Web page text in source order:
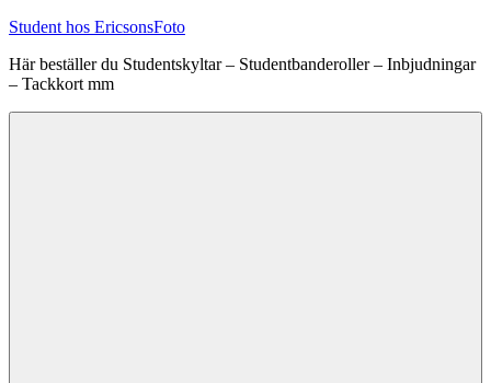
Hoppa
innehåll
Student hos EricsonsFoto
Här beställer du Studentskyltar – Studentbanderoller – Inbjudningar
– Tackkort mm